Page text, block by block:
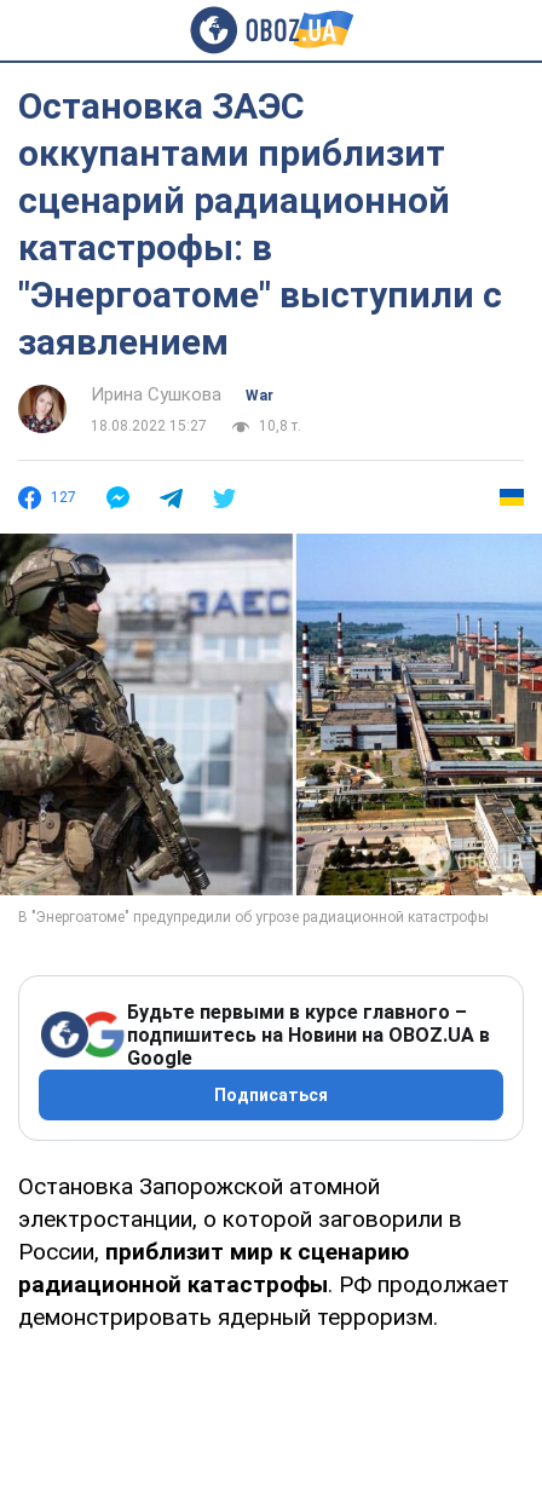
Остановка ЗАЭС
оккупантами приблизит
сценарий радиационной
катастрофы: в
"Энергоатоме" выступили с
заявлением
Ирина Сушкова
War
18.08.2022 15:27
10,8 т.
127
Будьте первыми в курсе главного –
подпишитесь на Новини на OBOZ.UA в
Google
Подписаться
Остановка Запорожской атомной
электростанции, о которой заговорили в
России, приблизит мир к сценарию
радиационной катастрофы. РФ продолжает
демонстрировать ядерный терроризм.